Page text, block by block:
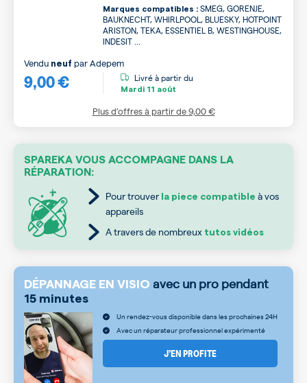
Marques compatibles : SMEG, GORENJE,
BAUKNECHT, WHIRLPOOL, BLUESKY, HOTPOINT
ARISTON, TEKA, ESSENTIEL B, WESTINGHOUSE,
INDESIT ...
9,00 €
Vendu neuf parAdepem
Livré à partir du
Mardi 11 août
Plus d’offres à partir de9,00 €
SPAREKA VOUS ACCOMPAGNE DANS LA
RÉPARATION:
Pour trouver la piece compatible à vos
appareils
A travers de nombreux tutos vidéos
DÉPANNAGE EN VISIO avec un pro pendant
15 minutes
Un rendez-vous disponible dans les prochaines 24H
Avec un réparateur professionnel expérimenté
J’EN PROFITE